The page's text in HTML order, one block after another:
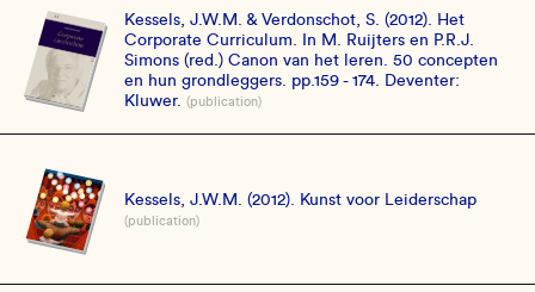
Kessels, J.W.M. & Verdonschot, S. (2012). Het
Corporate Curriculum. In M. Ruijters en P.R.J.
Simons (red.) Canon van het leren. 50 concepten
en hun grondleggers. pp.159 - 174. Deventer:
Kluwer. (publication)
Kessels, J.W.M. (2012). Kunst voor Leiderschap
(publication)